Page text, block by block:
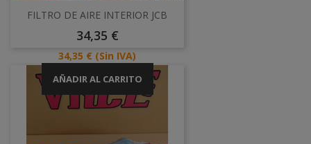
FILTRO DE AIRE INTERIOR JCB
Precio
34,35 €
Precio
34,35 € (Sin IVA)
AÑADIR AL CARRITO